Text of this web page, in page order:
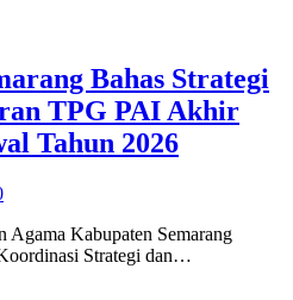
Bahas Strategi
TPG PAI Akhir
Tahun 2026
Agama Kabupaten Semarang
Strategi dan…